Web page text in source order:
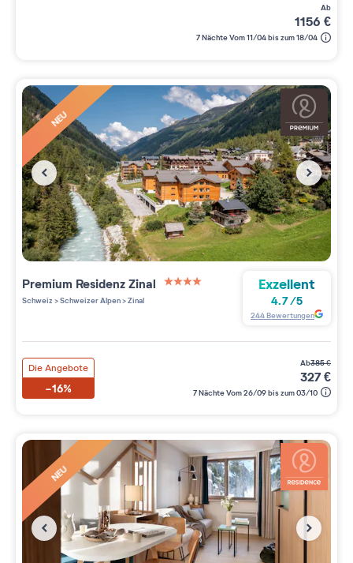
ab
1156 €
7 Nächte Vom 11/04 bis zum 18/04
NEU
Premium ResidenzZinal
Schweiz >Schweizer Alpen>Zinal
Exzellent
4.7 /5
244Bewertungen
Die Angebote
-16%
ab385€
327€
7 Nächte Vom 26/09 bis zum 03/10
NEU